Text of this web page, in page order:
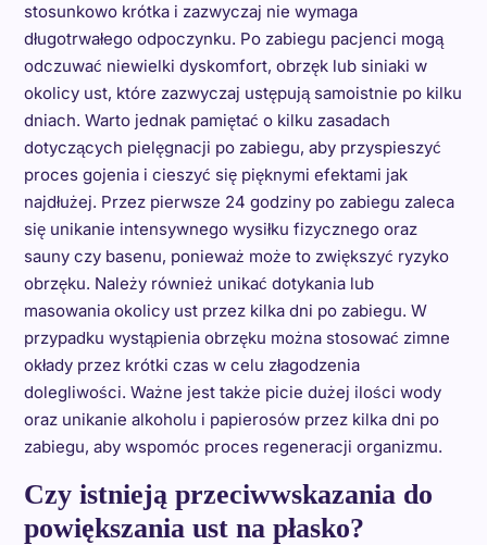
stosunkowo krótka i zazwyczaj nie wymaga
długotrwałego odpoczynku. Po zabiegu pacjenci mogą
odczuwać niewielki dyskomfort, obrzęk lub siniaki w
okolicy ust, które zazwyczaj ustępują samoistnie po kilku
dniach. Warto jednak pamiętać o kilku zasadach
dotyczących pielęgnacji po zabiegu, aby przyspieszyć
proces gojenia i cieszyć się pięknymi efektami jak
najdłużej. Przez pierwsze 24 godziny po zabiegu zaleca
się unikanie intensywnego wysiłku fizycznego oraz
sauny czy basenu, ponieważ może to zwiększyć ryzyko
obrzęku. Należy również unikać dotykania lub
masowania okolicy ust przez kilka dni po zabiegu. W
przypadku wystąpienia obrzęku można stosować zimne
okłady przez krótki czas w celu złagodzenia
dolegliwości. Ważne jest także picie dużej ilości wody
oraz unikanie alkoholu i papierosów przez kilka dni po
zabiegu, aby wspomóc proces regeneracji organizmu.
Czy istnieją przeciwwskazania do
powiększania ust na płasko?